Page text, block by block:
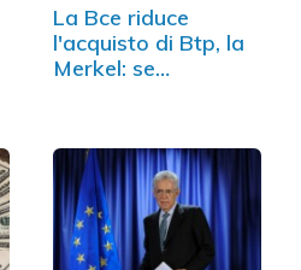
La Bce riduce
l'acquisto di Btp, la
Merkel: se…